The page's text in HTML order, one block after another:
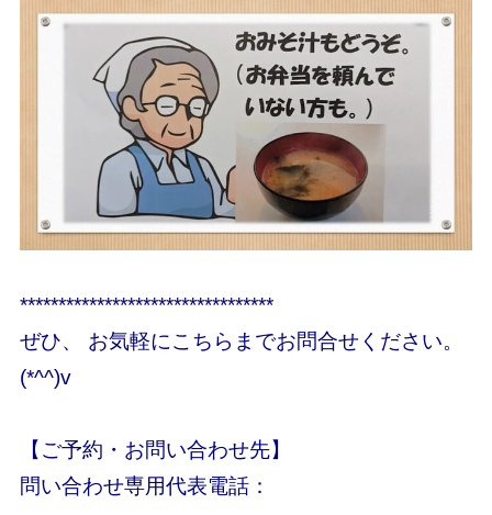
*********************************
ぜひ、 お気軽にこちらまでお問合せください。
(*^^)v
【ご予約・お問い合わせ先】
問い合わせ専用代表電話：